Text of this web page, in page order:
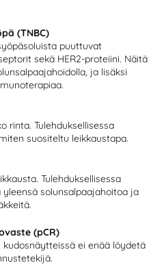
(TNBC)
puuttuvat
sekä HER2-proteiini. Näitä
ja lisäksi
rinta. Tulehduksellisessa
suositeltu leikkaustapa.
Tulehduksellisessa
solunsalpaajahoitoa ja
(pCR)
ei enää löydetä